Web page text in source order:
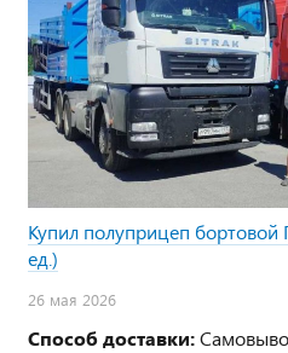
Купил полуприцеп
ед.)
26 мая 2026
Способ доставки: